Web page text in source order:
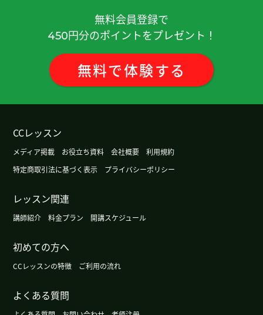
谢谢老师，下次见！
hana老师，谢谢您的课。下周为了帮助儿子搬家我
要回日本，所以不能上课。下次课见。
も時間を忘れて学ぶことができました。これから
もどうかよろしくお願いします。早くもうちょっと
喋れるようになりたいです。( 60代 男性 )
谢谢老师，明天见！
hana老师，谢谢您的课。我来中国来了三年半了。
今年春节我突然喜欢吃瓜子了。有机会我想挑战吃
谢谢老师，下次见！
無料会員登録で
450円分のポイントをプレゼント！
無料で体験する
CCレッスン
メディア掲載 お役立ち資料 会社概要
利用規約
特定商取引法に基づく表示
プライバシーポリシー
レッスン関連
講師紹介 料金プラン 開講スケジュール
初めての方へ
CCレッスンの特徴 ご利用の流れ
よくある質問